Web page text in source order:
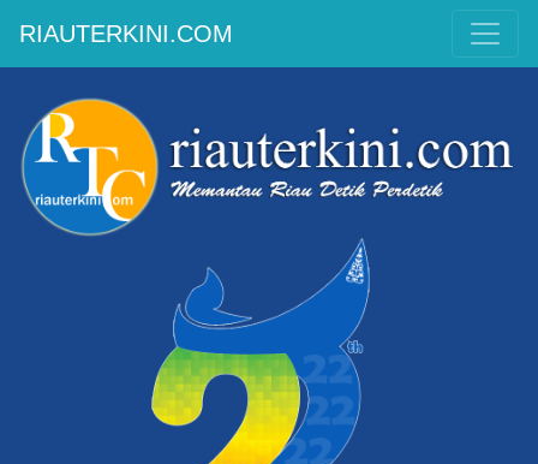
RIAUTERKINI.COM